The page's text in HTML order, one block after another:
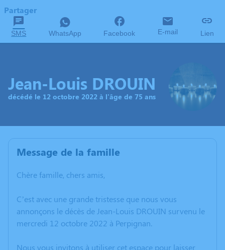
Partager
SMS WhatsApp Facebook E-mail Lien
Jean-Louis DROUIN
décédé le 12 octobre 2022 à l'âge de 75 ans
Message de la famille
Chère famille, chers amis,
C’est avec une grande tristesse que nous vous
annonçons le décès de Jean-Louis DROUIN survenu le
mercredi 12 octobre 2022 à Perpignan.
Nous vous invitons à utiliser cet espace pour laisser